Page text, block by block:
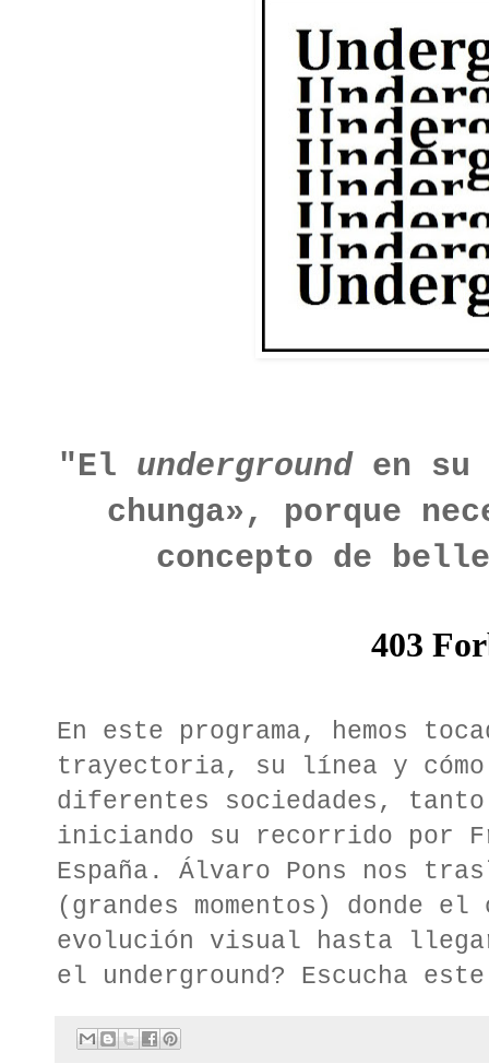
"El underground en su
chunga», porque
concepto de
En este programa, hemos
trayectoria, su línea y
diferentes sociedades, tanto
iniciando su recorrido por
España. Álvaro Pons nos
(grandes momentos) donde
evolución visual hasta
el underground? Escucha